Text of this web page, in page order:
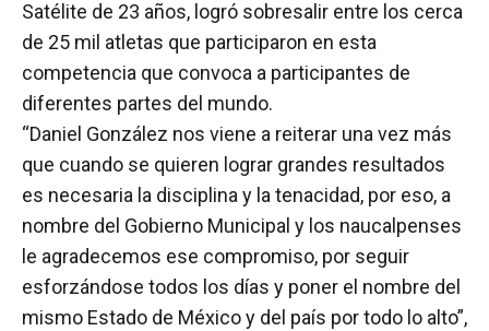
Satélite de 23 años, logró sobresalir entre los cerca
de 25 mil atletas que participaron en esta
competencia que convoca a participantes de
diferentes partes del mundo.
“Daniel González nos viene a reiterar una vez más
que cuando se quieren lograr grandes resultados
es necesaria la disciplina y la tenacidad, por eso, a
nombre del Gobierno Municipal y los naucalpenses
le agradecemos ese compromiso, por seguir
esforzándose todos los días y poner el nombre del
mismo Estado de México y del país por todo lo alto”,